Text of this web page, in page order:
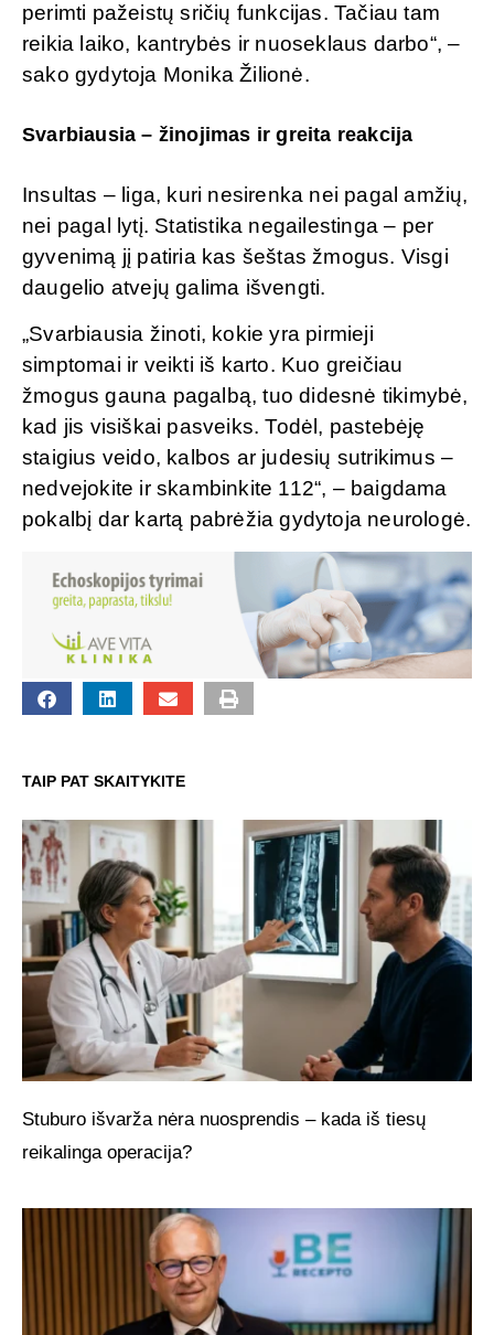
perimti pažeistų sričių funkcijas. Tačiau tam
reikia laiko, kantrybės ir nuoseklaus darbo“, –
sako gydytoja Monika Žilionė.
Svarbiausia – žinojimas ir greita reakcija
Insultas – liga, kuri nesirenka nei pagal amžių,
nei pagal lytį. Statistika negailestinga – per
gyvenimą jį patiria kas šeštas žmogus. Visgi
daugelio atvejų galima išvengti.
„Svarbiausia žinoti, kokie yra pirmieji
simptomai ir veikti iš karto. Kuo greičiau
žmogus gauna pagalbą, tuo didesnė tikimybė,
kad jis visiškai pasveiks. Todėl, pastebėję
staigius veido, kalbos ar judesių sutrikimus –
nedvejokite ir skambinkite 112“, – baigdama
pokalbį dar kartą pabrėžia gydytoja neurologė.
TAIP PAT SKAITYKITE
Stuburo išvarža nėra nuosprendis – kada iš tiesų
reikalinga operacija?